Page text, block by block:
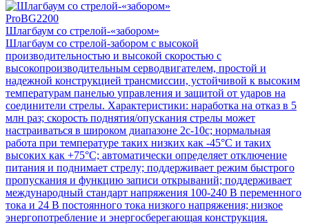
ProBG2200
Шлагбаум со стрелой-«забором»
Шлагбаум со стрелой-забором с высокой
производительностью и высокой скоростью с
высокопроизводительным серводвигателем, простой и
надежной конструкцией трансмиссии, устойчивой к высоким
температурам панелью управления и защитой от ударов на
соединители стрелы. Характеристики: наработка на отказ в 5
млн раз; скорость поднятия/опускания стрелы может
настраиваться в широком диапазоне 2с-10с; нормальная
работа при температуре таких низких как -45°C и таких
высоких как +75°C; автоматически определяет отключение
питания и поднимает стрелу; поддерживает режим быстрого
пропускания и функцию записи открываний; поддерживает
международный стандарт напряжения 100-240 В переменного
тока и 24 В постоянного тока низкого напряжения; низкое
энергопотребление и энергосберегающая конструкция.